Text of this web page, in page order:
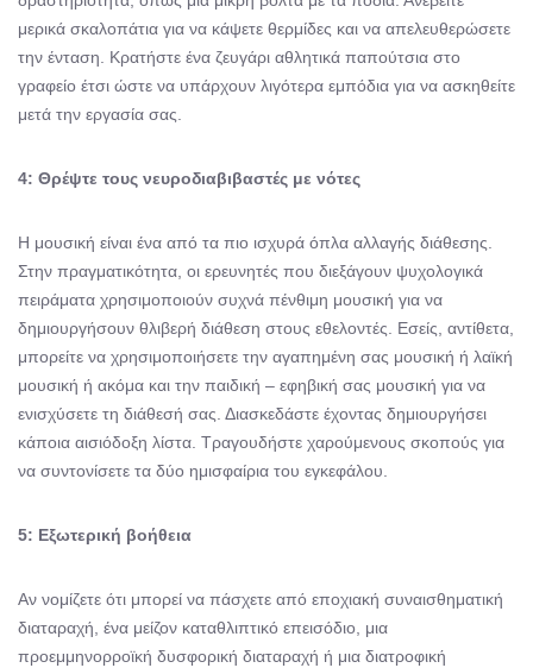
μερικά σκαλοπάτια για να κάψετε θερμίδες και να απελευθερώσετε
την ένταση. Κρατήστε ένα ζευγάρι αθλητικά παπούτσια στο
γραφείο έτσι ώστε να υπάρχουν λιγότερα εμπόδια για να ασκηθείτε
μετά την εργασία σας.
4: Θρέψτε τους νευροδιαβιβαστές με νότες
Η μουσική είναι ένα από τα πιο ισχυρά όπλα αλλαγής διάθεσης.
Στην πραγματικότητα, οι ερευνητές που διεξάγουν ψυχολογικά
πειράματα χρησιμοποιούν συχνά πένθιμη μουσική για να
δημιουργήσουν θλιβερή διάθεση στους εθελοντές. Εσείς, αντίθετα,
μπορείτε να χρησιμοποιήσετε την αγαπημένη σας μουσική ή λαϊκή
μουσική ή ακόμα και την παιδική – εφηβική σας μουσική για να
ενισχύσετε τη διάθεσή σας. Διασκεδάστε έχοντας δημιουργήσει
κάποια αισιόδοξη λίστα. Τραγουδήστε χαρούμενους σκοπούς για
να συντονίσετε τα δύο ημισφαίρια του εγκεφάλου.
5: Εξωτερική βοήθεια
Αν νομίζετε ότι μπορεί να πάσχετε από εποχιακή συναισθηματική
διαταραχή, ένα μείζον καταθλιπτικό επεισόδιο, μια
προεμμηνορροϊκή δυσφορική διαταραχή ή μια διατροφική